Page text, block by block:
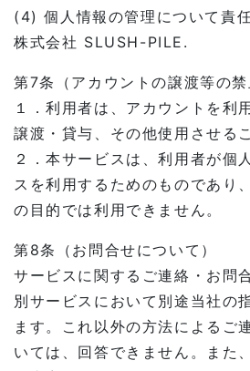
(4) 個人情報の管理について責
株式会社 SLUSH-PILE.
第7条（アカウントの譲渡等の禁
１．利用者は、アカウントを利
譲渡・貸与、その他使用させる
２．本サービスは、利用者が個
スを利用するためのものであり
の目的では利用できません。
第8条（お問合せについて）
サービスに関するご連絡・お問
別サービスにおいて別途当社の
ます。これ以外の方法によるご
いては、回答できません。また